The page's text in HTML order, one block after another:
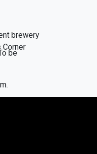
brewery
Corner
be